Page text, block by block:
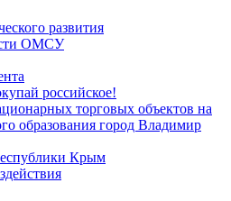
развития
ОМСУ
российское!
торговых объектов на
образования город Владимир
Крым